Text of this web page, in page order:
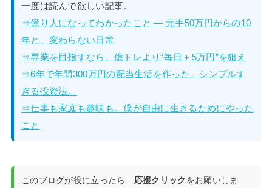
一度は読んで欲しい記事。
⇒億り人になってわかったこと — 元手50万円からの10
年と、変わらない日常
⇒専業を目指すなら、億トレより“毎日＋5万円”を狙え
⇒6年で年間300万円の配当生活を作った、シンプルす
ぎる投資法。
⇒仕事も家庭も趣味も。僕が自由に生きるためにやった
こと
このブログが役に立ったら…応援クリック をお願いしま